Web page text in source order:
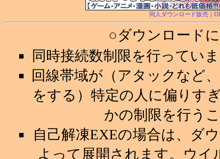
同人ダウンロード販売｜
○ダウンロード
同時接続数制限を行ってい
回線帯域が（アタックなど
をする）特定の人に偏りす
かの制限を行う
自己解凍EXEの場合は、ダ
よって展開されます。ウ